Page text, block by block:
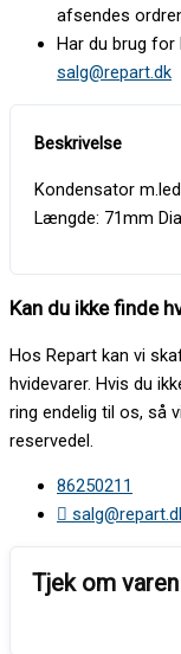
afsendes
Har du brug
salg@repart.dk
Kondensator
Længde: 71mm
Kan du ikke finde
Hos Repart kan vi
hvidevarer. Hvis du
ring endelig til os, så
reservedel.
86250211